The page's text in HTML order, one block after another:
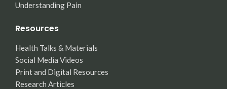
Understanding Pain
Resources
Health Talks & Materials
Social Media Videos
Print and Digital Resources
Research Articles